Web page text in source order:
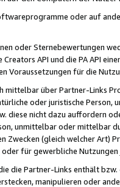
oder auf
oder Sternebewertungen
Creators API und die PA API
Voraussetzungen für die
mittelbar über Partner-Links
oder juristische
diese nicht dazu auffordern
unmittelbar oder mittelbar
Zwecken (gleich welcher Art)
für gewerbliche
die Partner-Links enthält
manipulieren oder